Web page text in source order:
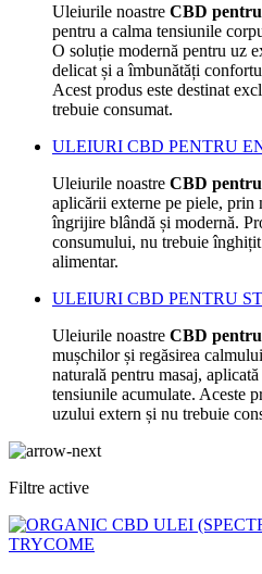
Uleiurile noastre CBD
pentru a calma tensiunile
O soluție modernă pentru uz
delicat și a îmbunătăți
Acest produs este destinat
trebuie consumat.
ULEIURI CBD PENTRU
Uleiurile noastre CBD
aplicării externe pe piele, prin
îngrijire blândă și modernă.
consumului, nu trebuie
alimentar.
ULEIURI CBD PENTRU
Uleiurile noastre CBD
mușchilor și regăsirea
naturală pentru masaj,
tensiunile acumulate. Aceste
uzului extern și nu trebuie
Filtre active